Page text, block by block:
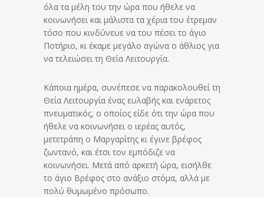
όλα τα μέλη του την ώρα που ήθελε να
κοινωνήσει και μάλιστα τα χέρια του έτρεμαν
τόσο που κινδύνευε να του πέσει το άγιο
Ποτήριο, κι έκαμε μεγάλο αγώνα ο άθλιος για
να τελειώσει τη Θεία Λειτουργία.
Κάποια ημέρα, συνέπεσε να παρακολουθεί τη
Θεία Λειτουργία ένας ευλαβής και ενάρετος
πνευματικός, ο οποίος είδε ότι την ώρα που
ήθελε να κοινωνήσει ο ιερέας αυτός,
μετετράπη ο Μαργαρίτης κι έγινε βρέφος
ζωντανό, και έτσι τον εμπόδιζε να
κοινωνήσει. Μετά από αρκετή ώρα, εισήλθε
το άγιο Βρέφος στο ανάξιο στόμα, αλλά με
πολύ θυμωμένο πρόσωπο.